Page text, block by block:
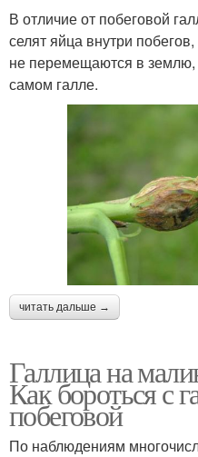
В отличие от побеговой
селят яйца внутри
не перемещаются в землю,
самом галле.
читать дальше →
Галлица на
Как бороться с
побеговой
По наблюдениям